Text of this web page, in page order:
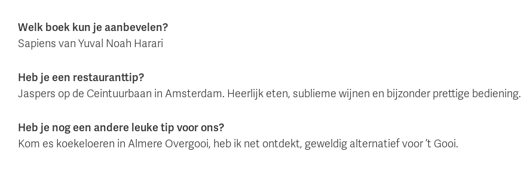
Welk boek kun je aanbevelen?
Sapiens van Yuval Noah Harari
Heb je een restauranttip?
Jaspers op de Ceintuurbaan in Amsterdam. Heerlijk eten, sublieme wijnen en bijzonder prettige bediening.
Heb je nog een andere leuke tip voor ons?
Kom es koekeloeren in Almere Overgooi, heb ik net ontdekt, geweldig alternatief voor ’t Gooi.